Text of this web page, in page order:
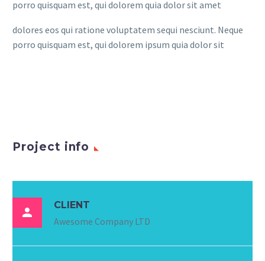
porro quisquam est, qui dolorem quia dolor sit amet
dolores eos qui ratione voluptatem sequi nesciunt. Neque
porro quisquam est, qui dolorem ipsum quia dolor sit
Project info

CLIENT
Awesome Company LTD